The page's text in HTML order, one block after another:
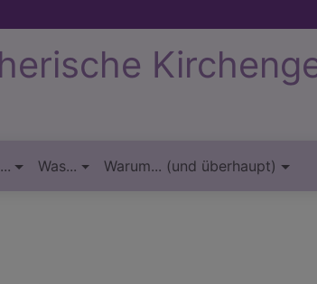
Was... Warum... (und überhaupt)